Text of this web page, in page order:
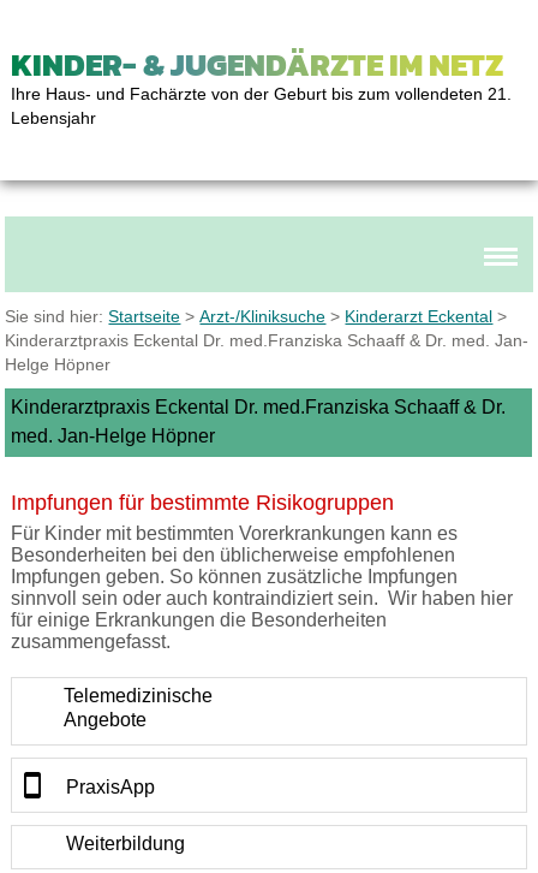
KINDER- & JUGENDÄRZTE IM NETZ
Ihre Haus- und Fachärzte von der Geburt bis zum vollendeten 21.
Lebensjahr
Sie sind hier:Startseite >Arzt-/Kliniksuche > Kinderarzt Eckental >
Kinderarztpraxis Eckental Dr. med.Franziska Schaaff & Dr. med. Jan-
Helge Höpner
Kinderarztpraxis Eckental Dr. med.Franziska Schaaff & Dr.
med. Jan-Helge Höpner
Impfungen für bestimmte Risikogruppen
Für Kinder mit bestimmten Vorerkrankungen kann es
Besonderheiten bei den üblicherweise empfohlenen
Impfungen geben. So können zusätzliche Impfungen
sinnvoll sein oder auch kontraindiziert sein. Wir haben hier
für einige Erkrankungen die Besonderheiten
zusammengefasst.
Telemedizinische
Angebote
PraxisApp
Weiterbildung